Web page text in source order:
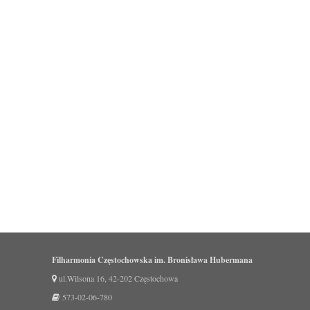
Filharmonia Częstochowska im. Bronisława Hubermana
ul.Wilsona 16, 42-202 Częstochowa
573-02-06-780